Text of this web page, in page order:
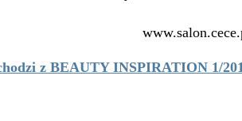
z BEAUTY INSPIRATION 1/